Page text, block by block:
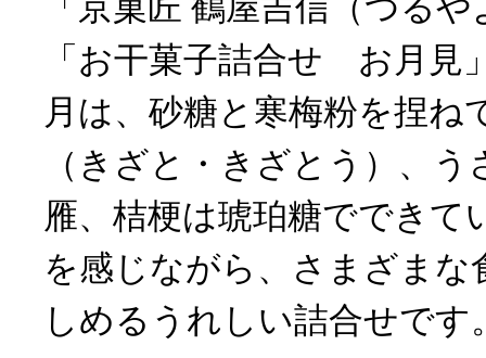
「お干菓子詰合せ お月見
月は、砂糖と寒梅粉を捏ね
（きざと・きざとう）、
雁、桔梗は琥珀糖でできて
を感じながら、さまざまな
しめるうれしい詰合せです